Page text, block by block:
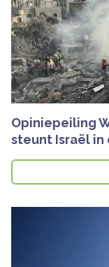
Opiniepeiling
steunt Israël in